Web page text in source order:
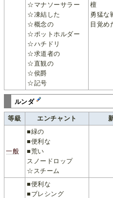
☆マナソーサラー
☆凍結した
☆概念の
☆ポットホルダー
☆ハチドリ
☆求道者の
☆直観の
☆侯爵
☆記号
檀
勇猛な
目覚め
ルンダ
等級 エンチャント
一般
■緑の
■便利な
■荒い
スノードロップ
☆スチーム
■便利な
■ブレシング